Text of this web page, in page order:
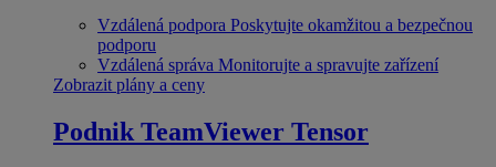
Vzdálená podpora Poskytujte okamžitou a bezpečnou
podporu
Vzdálená správa Monitorujte a spravujte zařízení
Zobrazit plány a ceny
Podnik TeamViewer Tensor